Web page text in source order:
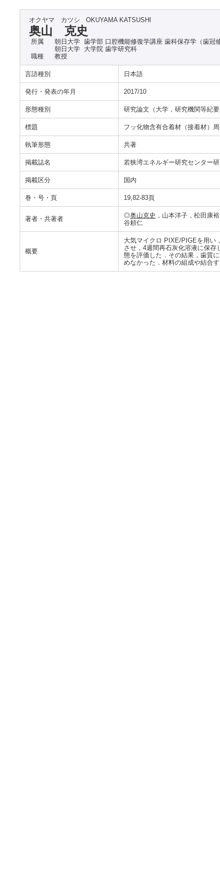
オクヤマ カツシ OKUYAMA KATSUSHI
奥山 克史
所属
朝日大学 歯学部 口腔機能修復学講座 歯科保存学（歯冠
朝日大学 大学院 歯学研究科
職種
教授
言語種別 日本語
発行・発表の年月 2017/10
形態種別 研究論文（大学，研究機関等紀
標題 フッ化物含有合着材（接着材）
執筆形態 共著
掲載誌名 若狭湾エネルギー研究センター
掲載区分 国内
巻・号・頁 19,82-83頁
著者・共著者 ◎奥山克史 ，山本洋子，松田康
谷頼仁
概要
大気マイクロ PIXE/PIGEを用い
させ，4週間再石灰化溶液に保
態を評価した．その結果，歯質
めなかった．材料の組成や結合